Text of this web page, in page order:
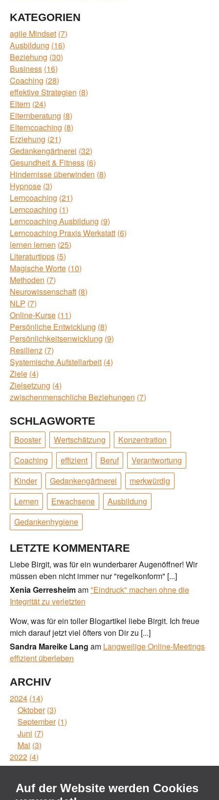
Auf der Website werden Cookies
KATEGORIEN
agile Mindset 7
Ausbildung 16
Beziehung 30
Business 16
Coaching 28
effektive Strategien 8
Eltern 24
Elternberatung 8
Elterncoaching 8
Erziehung 21
Gedankengärtnerei 32
Gesundheit & Fitness 6
Hindernisse überwinden 8
Hypnose 3
Lerncoaching 21
Lerncoaching 1
Lerncoaching Ausbildung 9
Lerncoaching Praxis Werkstatt 6
lernen lernen 25
Literaturtipps 5
Magische Worte 10
Methoden 7
Neurowissenschaft 8
NLP 7
Online-Kurse 11
Persönliche Entwicklung 8
Persönlichkeitsenwicklung 9
Resilienz 7
Systemische Aufstellarbeit 4
Ziele 4
Zielsetzung 4
zwischenmenschliche Beziehungen 7
SCHLAGWORTE
Booster Wertschätzung
Konzentration
Coaching
effizient Beruf
Verantwortung
Kinder
Gedankengärtnerei
merkwürdig
Lernen
Erwachsene
Ausbildung
Gedankenhygiene
LETZTE KOMMENTARE
Liebe Birgit, was für ein wunderbarer Augenöffner! Wir
müssen eben nicht immer nur "regelkonform" [...]
Xenia Gerresheimam"Eindruck" machen ohne die
Integrität zu verletzten
Wow, was für ein toller Blogartikel liebe Birgit. Ich freue
mich darauf jetzt viel öfters von Dir zu [...]
Sandra Mareike Lang am Langweilige Online-Meetings
effizient überleben
ARCHIV
2024 14
Oktober 3
September 1
Juni 7
Mai 3
2022 4
Mai 1
Januar 2